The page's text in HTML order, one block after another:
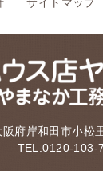
府岸和田市小松
TEL.0120-103-